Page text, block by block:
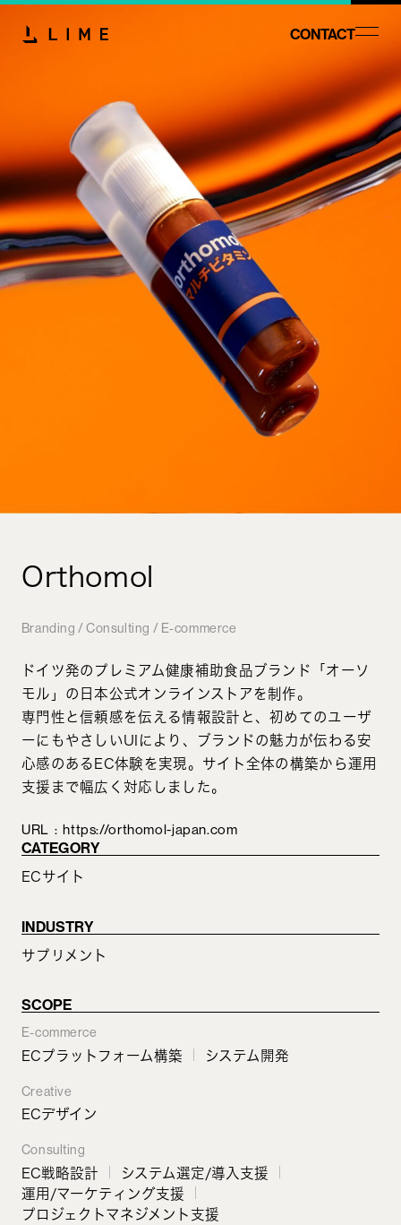
CONTACT
Orthomol
Branding / Consulting / E-commerce
ドイツ発のプレミアム健康補助食品ブランド「オーソ
モル」の日本公式オンラインストアを制作。
専門性と信頼感を伝える情報設計と、初めてのユーザ
ーにもやさしいUIにより、ブランドの魅力が伝わる安
心感のあるEC体験を実現。サイト全体の構築から運用
支援まで幅広く対応しました。
URL : https://orthomol-japan.com
CATEGORY
ECサイト
INDUSTRY
サプリメント
SCOPE
E-commerce
ECプラットフォーム構築
システム開発
Creative
ECデザイン
Consulting
EC戦略設計
システム選定/導入支援
運用/マーケティング支援
プロジェクトマネジメント支援